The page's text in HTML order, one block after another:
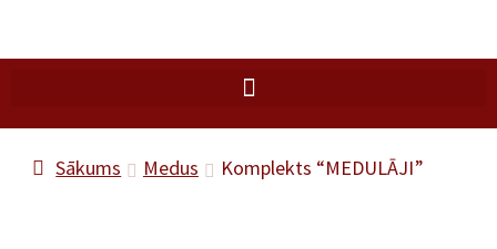
Sākums Medus Komplekts “MEDULĀJI”